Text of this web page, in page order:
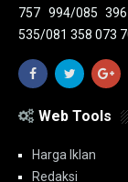
757 994/085
535/081 358 073
Web Tools
Harga Iklan
Redaksi